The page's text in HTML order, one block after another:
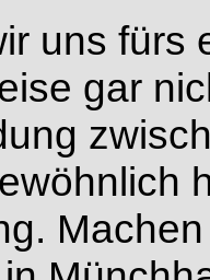
uns fürs
gar